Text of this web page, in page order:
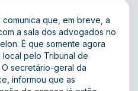
que, em breve, a
a sala dos advogados no
É que somente agora
pelo Tribunal de
secretário-geral da
informou que as